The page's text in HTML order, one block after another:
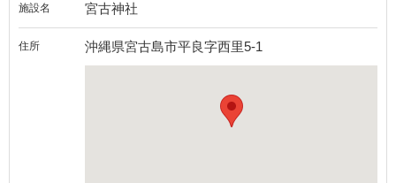
施設名 宮古神社
住所 沖縄県宮古島市平良字西里5-1